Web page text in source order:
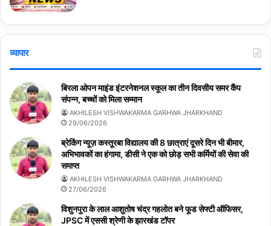
व्यापार
बिरला ओपन माइंड इंटरनेशनल स्कूल का तीन दिवसीय समर कैंप
संपन्न, बच्चों को मिला सम्मान
AKHILESH VISHWAKARMA GARHWA JHARKHAND
29/06/2026
ब्रेकिंग न्यूज़ कस्तूरबा विद्यालय की 8 छात्राएं दूसरे दिन भी बीमार,
अभिभावकों का हंगामा, डीसी ने एक को छोड़ सभी कर्मियों की सेवा की
समाप्त
AKHILESH VISHWAKARMA GARHWA JHARKHAND
27/06/2026
विशुनपुरा के लाल आशुतोष चंद्र गहलोत बने फूड सेफ्टी ऑफिसर,
JPSC में एससी श्रेणी के झारखंड टॉपर